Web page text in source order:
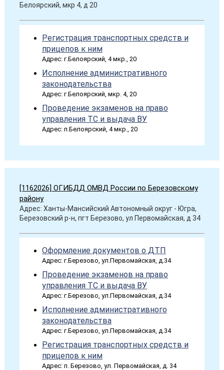
Белоярский, мкр 4, д 20
Регистрация транспортных средств и
прицепов к ним
Адрес: г.Белоярский, 4 мкр., 20
Исполнение административного
законодательства
Адрес: г.Белоярский, мкр. 4, 20
Проведение экзаменов на право
управления ТС и выдача ВУ
Адрес: п.Белоярский, 4 мкр., 20
[1162026] ОГИБДД ОМВД России по Березовскому
району
Адрес: Ханты-Мансийский Автономный округ - Югра,
Березовский р-н, пгт Березово, ул Первомайская, д 34
Оформление документов о ДТП
Адрес: г.Березово, ул.Первомайская, д.34
Проведение экзаменов на право
управления ТС и выдача ВУ
Адрес: г.Березово, ул.Первомайская, д.34
Исполнение административного
законодательства
Адрес: г.Березово, ул.Первомайская, д.34
Регистрация транспортных средств и
прицепов к ним
Адрес: п. Березово, ул. Первомайская, д. 34